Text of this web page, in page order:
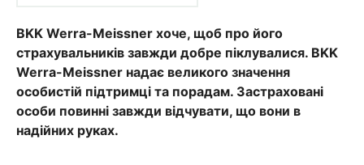
BKK Werra-Meissner хоче, щоб про його
страхувальників завжди добре піклувалися. BKK
Werra-Meissner надає великого значення
особистій підтримці та порадам. Застраховані
особи повинні завжди відчувати, що вони в
надійних руках.